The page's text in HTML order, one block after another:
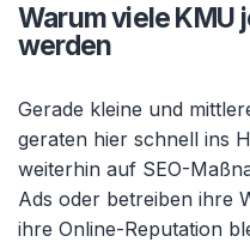
Warum viele KMU
werden
Gerade kleine und
geraten hier schnell ins
weiterhin auf SEO-
Ads oder betreiben ihre
ihre Online-Reputation